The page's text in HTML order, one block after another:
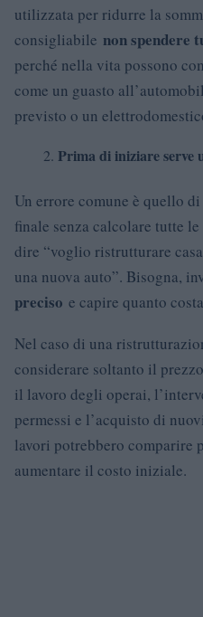
utilizzata per ridurre la
consigliabile non
perché nella vita possono
come un guasto
previsto o un
Prima di iniziare serve
Un errore comune è quello
finale senza calcolare tutte le
dire “voglio ristrutturare
una nuova auto”. Bisogna,
preciso e capire quanto
Nel caso di una
considerare soltanto il
il lavoro degli operai,
permessi e l’acquisto di
lavori potrebbero comparire
aumentare il costo iniziale.